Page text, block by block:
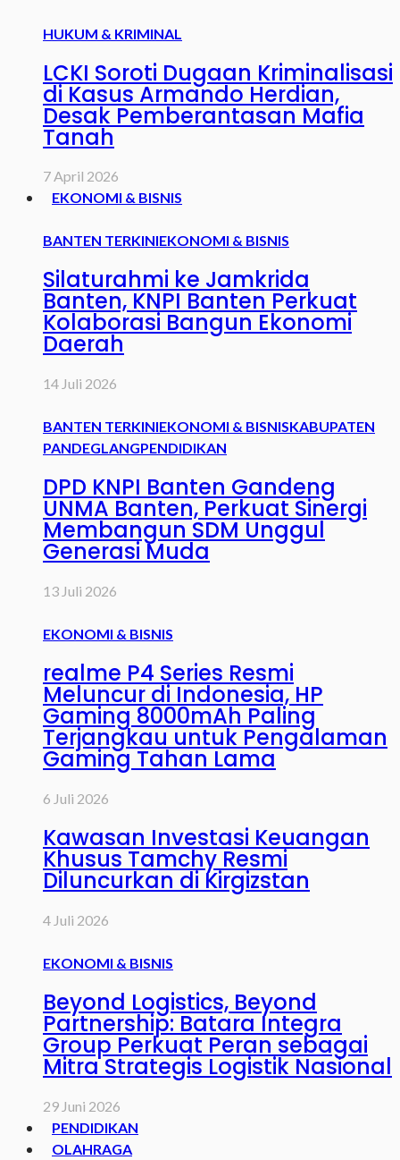
HUKUM & KRIMINAL
LCKI Soroti Dugaan Kriminalisasi
di Kasus Armando Herdian,
Desak Pemberantasan Mafia
Tanah
7 April 2026
EKONOMI & BISNIS
BANTEN TERKINIEKONOMI & BISNIS
Silaturahmi ke Jamkrida
Banten, KNPI Banten Perkuat
Kolaborasi Bangun Ekonomi
Daerah
14 Juli 2026
BANTEN TERKINIEKONOMI & BISNISKABUPATEN
PANDEGLANGPENDIDIKAN
DPD KNPI Banten Gandeng
UNMA Banten, Perkuat Sinergi
Membangun SDM Unggul
Generasi Muda
13 Juli 2026
EKONOMI & BISNIS
realme P4 Series Resmi
Meluncur di Indonesia, HP
Gaming 8000mAh Paling
Terjangkau untuk Pengalaman
Gaming Tahan Lama
6 Juli 2026
Kawasan Investasi Keuangan
Khusus Tamchy Resmi
Diluncurkan di Kirgizstan
4 Juli 2026
EKONOMI & BISNIS
Beyond Logistics, Beyond
Partnership: Batara Integra
Group Perkuat Peran sebagai
Mitra Strategis Logistik Nasional
29 Juni 2026
PENDIDIKAN
OLAHRAGA